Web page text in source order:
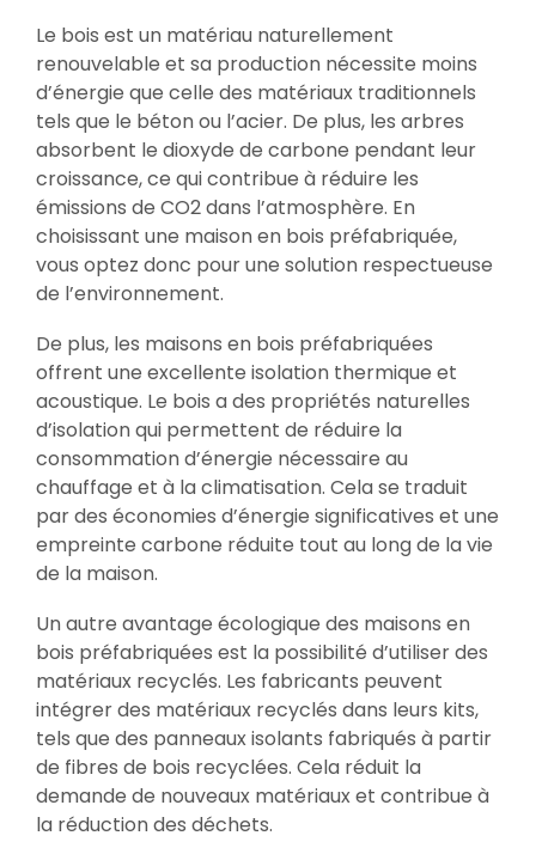
Le bois est un matériau naturellement
renouvelable et sa production nécessite moins
d’énergie que celle des matériaux traditionnels
tels que le béton ou l’acier. De plus, les arbres
absorbent le dioxyde de carbone pendant leur
croissance, ce qui contribue à réduire les
émissions de CO2 dans l’atmosphère. En
choisissant une maison en bois préfabriquée,
vous optez donc pour une solution respectueuse
de l’environnement.
De plus, les maisons en bois préfabriquées
offrent une excellente isolation thermique et
acoustique. Le bois a des propriétés naturelles
d’isolation qui permettent de réduire la
consommation d’énergie nécessaire au
chauffage et à la climatisation. Cela se traduit
par des économies d’énergie significatives et une
empreinte carbone réduite tout au long de la vie
de la maison.
Un autre avantage écologique des maisons en
bois préfabriquées est la possibilité d’utiliser des
matériaux recyclés. Les fabricants peuvent
intégrer des matériaux recyclés dans leurs kits,
tels que des panneaux isolants fabriqués à partir
de fibres de bois recyclées. Cela réduit la
demande de nouveaux matériaux et contribue à
la réduction des déchets.